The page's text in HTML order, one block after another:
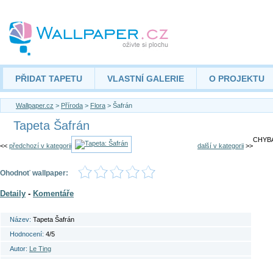
PŘIDAT TAPETU VLASTNÍ GALERIE O PROJEKTU
Wallpaper.cz > Příroda > Flora > Šafrán
Tapeta Šafrán
<< předchozí v kategorii další v kategorii >>
Ohodnoť wallpaper:
Detaily - Komentáře
Název: Tapeta Šafrán
Hodnocení: 4/5
Autor: Le Ting